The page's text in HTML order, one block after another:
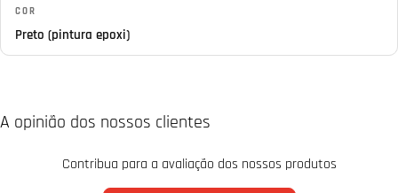
COR
Preto (pintura epoxi)
A opinião dos nossos clientes
Contribua para a avaliação dos nossos produtos